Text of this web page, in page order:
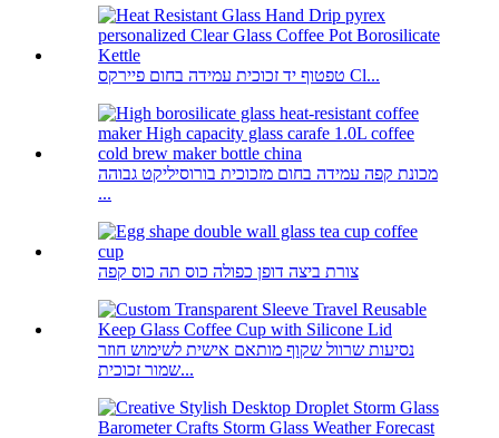
טפטוף יד זכוכית עמידה בחום פיירקס Cl...
מכונת קפה עמידה בחום מזכוכית בורוסיליקט גבוהה
...
צורת ביצה דופן כפולה כוס תה כוס קפה
נסיעות שרוול שקוף מותאם אישית לשימוש חוזר
שמור זכוכית...